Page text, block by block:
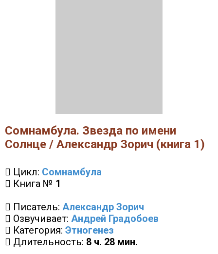
Сомнамбула. Звезда по имени
Солнце / Александр Зорич (книга 1)
Цикл: Сомнамбула
Книга № 1
Писатель: Александр Зорич
Озвучивает: Андрей Градобоев
Категория: Этногенез
Длительность: 8 ч. 28 мин.